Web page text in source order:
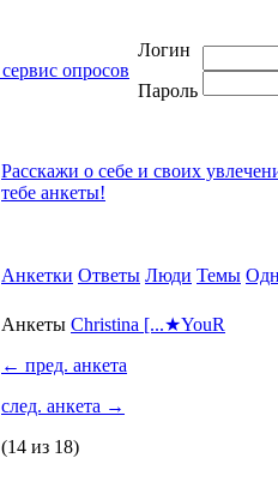
Логин
Пароль
Расскажи о себе и своих
тебе анкеты!
Анкетки Ответы Люди Темы
Анкеты Christina [...★YouR
← пред. анкета
след. анкета →
(14 из 18)